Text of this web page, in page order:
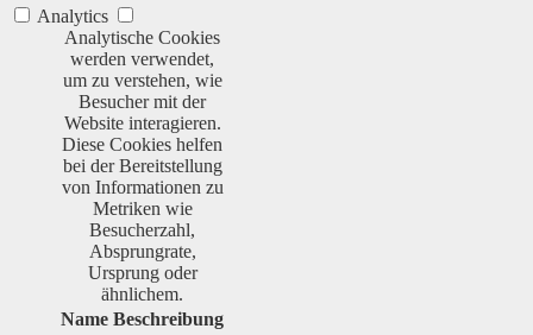
Analytics
Analytische Cookies
werden verwendet,
um zu verstehen, wie
Besucher mit der
Website interagieren.
Diese Cookies helfen
bei der Bereitstellung
von Informationen zu
Metriken wie
Besucherzahl,
Absprungrate,
Ursprung oder
ähnlichem.
Name Beschreibung